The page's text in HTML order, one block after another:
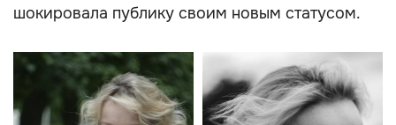
шокировала публику своим новым статусом.